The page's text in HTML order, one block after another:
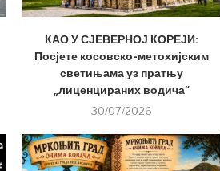
КАО У СЈЕВЕРНОЈ КОРЕЈИ:
Посјете косовско-метохијским
светињама уз пратњу
„лиценцираних водича“
30/07/2026